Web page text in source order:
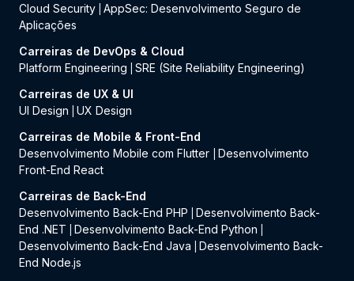
Cloud Security AppSec: Desenvolvimento Seguro de
Aplicações
Carreiras de DevOps & Cloud
Platform Engineering
SRE (Site Reliability Engineering)
Carreiras de UX & UI
UI Design
UX Design
Carreiras de Mobile & Front-End
Desenvolvimento Mobile com Flutter
Desenvolvimento
Front-End React
Carreiras de Back-End
Desenvolvimento Back-End PHP
Desenvolvimento Back-
End .NET
Desenvolvimento Back-End Python
Desenvolvimento Back-End Java
Desenvolvimento Back-
End Node.js